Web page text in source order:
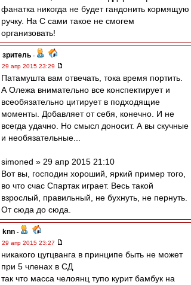
фанатка никогда не будет гандонить кормящую
ручку. На С сами такое не смогем
организовать!
зpитель -
29 апр 2015 23:29
Патамушта вам отвечать, тока время портить.
А Олежа внимательно все конспектирует и
всеобязательно цитирует в подходящие
моменты. Добавляет от себя, конечно. И не
всегда удачно. Но смысл доносит. А вы скучные
и необязательные...
simoned » 29 апр 2015 21:10
Вот вы, господин хороший, яркий пример того,
во что счас Спартак играет. Весь такой
взрослый, правильный, не бухнуть, не пернуть.
От сюда до сюда.
knn -
29 апр 2015 23:27
никакого цугцванга в принципе быть не может
при 5 членах в СД
так что масса челоянц тупо курит бамбук на